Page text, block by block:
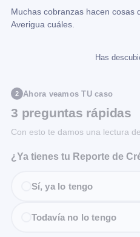
Muchas cobranzas hacen cosas
Averigua cuáles.
Has
2 Ahora veamos TU caso
3 preguntas rápidas
Con esto te damos una lectura
¿Ya tienes tu Reporte de
Sí, ya lo tengo
Todavía no lo tengo